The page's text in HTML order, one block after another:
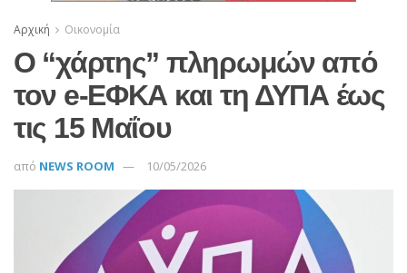
Αρχική Οικονομία
Ο “χάρτης” πληρωμών από
τον e-ΕΦΚΑ και τη ΔΥΠΑ έως
τις 15 Μαΐου
από NEWS ROOM 10/05/2026